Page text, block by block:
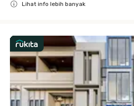
Lihat info lebih banyak